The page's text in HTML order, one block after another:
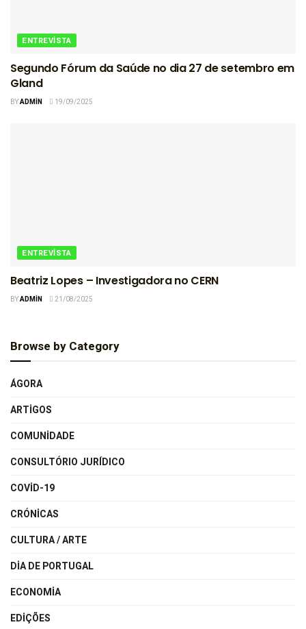
ENTREVISTA
Segundo Fórum da Saúde no dia 27 de setembro em
Gland
BYADMIN 19/09/2025
ENTREVISTA
Beatriz Lopes – Investigadora no CERN
BYADMIN 21/08/2025
Browse by Category
ÁGORA
ARTIGOS
COMUNIDADE
CONSULTÓRIO JURÍDICO
COVID-19
CRÓNICAS
CULTURA / ARTE
DIA DE PORTUGAL
ECONOMIA
EDIÇÕES